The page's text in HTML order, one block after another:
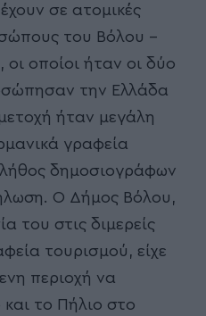
σε ατομικές
του Βόλου –
οι οποίοι ήταν οι δύο
την Ελλάδα
ήταν μεγάλη
γραφεία
δημοσιογράφων
Ο Δήμος Βόλου,
του στις διμερείς
τουρισμού, είχε
περιοχή να
το Πήλιο στο